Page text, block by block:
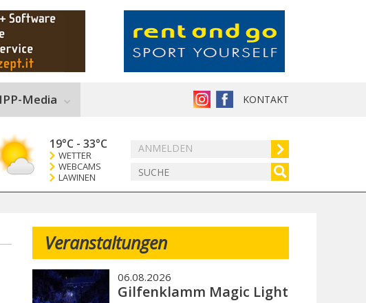
KONTAKT
Media
ANMELDEN
19°C - 33°C
WETTER
WEBCAMS
LAWINEN
Veranstaltungen
06.08.2026
Gilfenklamm Magic Light